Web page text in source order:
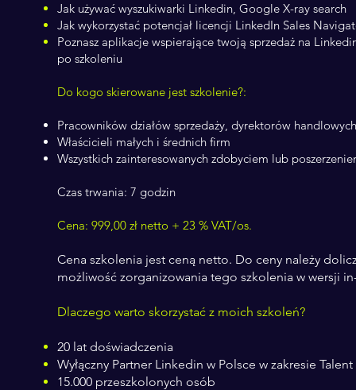
Jak używać wyszukiwarki Linkedin, Google X-ray search
Jak wykorzystać potencjał licencji LinkedIn Sales
Poznasz aplikacje wspierające twoją sprzedaż na
po szkoleniu
Do kogo skierowane jest szkolenie?:
Pracowników działów sprzedaży, dyrektorów
Właścicieli małych i średnich firm
Wszystkich zainteresowanych zdobyciem lub
Czas trwania: 7 godzin
Cena: 999,00 zł netto + 23 % VAT/os.
Cena szkolenia jest ceną netto. Do ceny należy
możliwość zorganizowania tego szkolenia w wersji
Dlaczego warto skorzystać z moich szkoleń?
20 lat doświadczenia
Wyłączny Partner Linkedin w Polsce w zakresie
15.000 przeszkolonych osób